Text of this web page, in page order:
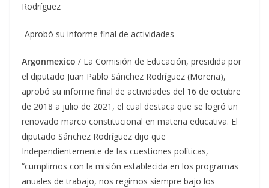
Rodríguez
-Aprobó su informe final de actividades
Argonmexico / La Comisión de Educación, presidida por
el diputado Juan Pablo Sánchez Rodríguez (Morena),
aprobó su informe final de actividades del 16 de octubre
de 2018 a julio de 2021, el cual destaca que se logró un
renovado marco constitucional en materia educativa. El
diputado Sánchez Rodríguez dijo que
Independientemente de las cuestiones políticas,
“cumplimos con la misión establecida en los programas
anuales de trabajo, nos regimos siempre bajo los